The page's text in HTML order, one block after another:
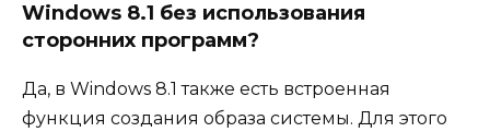
Windows 8.1 без использования
сторонних программ?
Да, в Windows 8.1 также есть встроенная
функция создания образа системы. Для этого